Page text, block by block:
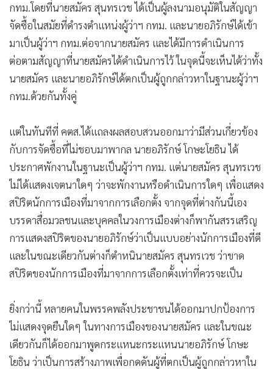
กทม.โดยที่นายสมัคร สุนทรเวช ได้เป็นผู้ลงนามอนุมัติในสัญญา
จัดซื้อในสมัยที่ดำรงตำแหน่งผู้ว่าฯ กทม. และนายอภิรักษ์ได้เข้า
มาเป็นผู้ว่าฯ กทม.ต่อจากนายสมัคร และได้มีการดำเนินการ
ต่อตามสัญญาที่นายสมัครได้ดำเนินการไว้ ในจุดนี้จะเห็นได้ว่าทั้ง
นายสมัคร และนายอภิรักษ์ได้ตกเป็นผู้ถูกกล่าวหาในฐานะผู้ว่าฯ
กทม.ด้วยกันทั้งคู่
แต่ในทันทีที่ คตส.ได้แถลงผลสอบสวนออกมาว่ามีส่วนเกี่ยวข้อง
กับการจัดซื้อที่ไม่ชอบมาพากล นายอภิรักษ์ โกษะโยธิน ได้
ประกาศพักงานในฐานะเป็นผู้ว่าฯ กทม. แต่นายสมัคร สุนทรเวช
ไม่ได้แสดงเจตนาใดๆ ว่าจะพักงานหรือดำเนินการใดๆ เพื่อแสดง
สปิริตนักการเมืองที่มาจากการเลือกตั้ง จากจุดที่ต่างกันนี้เอง
บรรดาสื่อมวลชนและบุคคลในวงการเมืองต่างก็พากันสรรเสริญ
การแสดงสปิริตของนายอภิรักษ์ว่าเป็นแบบอย่างนักการเมืองที่ดี
และในขณะเดียวกันต่างก็ตำหนินายสมัคร สุนทรเวช ว่าขาด
สปิริตของนักการเมืองที่มาจากการเลือกตั้งเท่าที่ควรจะเป็น
ยิ่งกว่านี้ หลายคนในพรรคพลังประชาชนได้ออกมาปกป้องการ
ไม่แสดงจุดยืนใดๆ ในทางการเมืองของนายสมัคร และในขณะ
เดียวกันก็ได้ออกมาพูดกระแหนะกระแหนนายอภิรักษ์ โกษะ
โยธิน ว่าเป็นการสร้างภาพเพื่อกดดันผู้ที่ตกเป็นผู้ถูกกล่าวหาใน